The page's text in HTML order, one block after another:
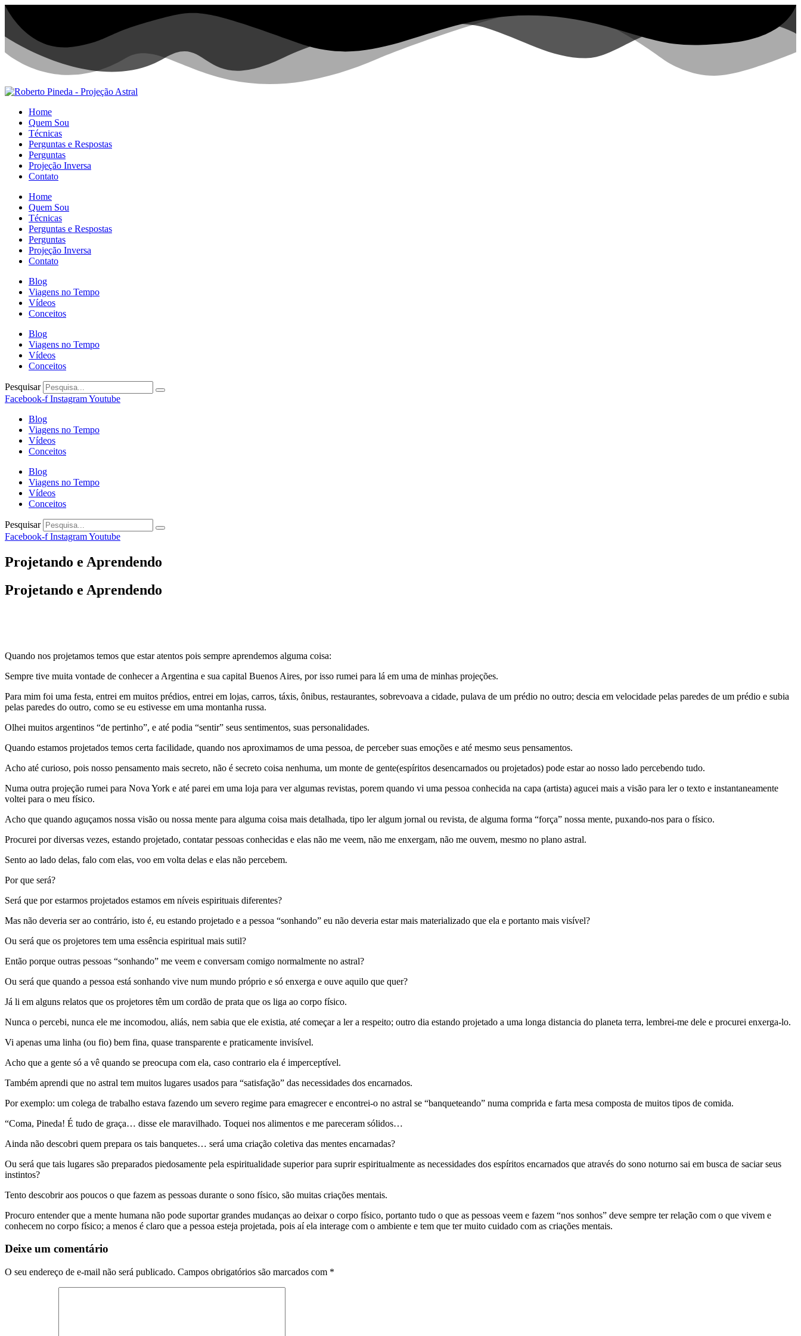
Home
Quem Sou
Técnicas
Perguntas e Respostas
Perguntas
Projeção Inversa
Contato
Home
Quem Sou
Técnicas
Perguntas e Respostas
Perguntas
Projeção Inversa
Contato
Blog
Viagens no Tempo
Vídeos
Conceitos
Blog
Viagens no Tempo
Vídeos
Conceitos
Pesquisar
Facebook-f InstagramYoutube
Blog
Viagens no Tempo
Vídeos
Conceitos
Blog
Viagens no Tempo
Vídeos
Conceitos
Pesquisar
Facebook-f InstagramYoutube
Projetando e Aprendendo
Projetando e Aprendendo
Quando nos projetamos temos que estar atentos pois sempre aprendemos alguma coisa:
Sempre tive muita vontade de conhecer a Argentina e sua capital Buenos Aires, por isso rumei para lá em uma de minhas projeções.
Para mim foi uma festa, entrei em muitos prédios, entrei em lojas, carros, táxis, ônibus, restaurantes, sobrevoava a cidade, pulava de um prédio no outro; descia em velocidade pelas paredes de um prédio e subia
pelas paredes do outro, como se eu estivesse em uma montanha russa.
Olhei muitos argentinos “de pertinho”, e até podia “sentir” seus sentimentos, suas personalidades.
Quando estamos projetados temos certa facilidade, quando nos aproximamos de uma pessoa, de perceber suas emoções e até mesmo seus pensamentos.
Acho até curioso, pois nosso pensamento mais secreto, não é secreto coisa nenhuma, um monte de gente(espíritos desencarnados ou projetados) pode estar ao nosso lado percebendo tudo.
Numa outra projeção rumei para Nova York e até parei em uma loja para ver algumas revistas, porem quando vi uma pessoa conhecida na capa (artista) agucei mais a visão para ler o texto e instantaneamente
voltei para o meu físico.
Acho que quando aguçamos nossa visão ou nossa mente para alguma coisa mais detalhada, tipo ler algum jornal ou revista, de alguma forma “força” nossa mente, puxando-nos para o físico.
Procurei por diversas vezes, estando projetado, contatar pessoas conhecidas e elas não me veem, não me enxergam, não me ouvem, mesmo no plano astral.
Sento ao lado delas, falo com elas, voo em volta delas e elas não percebem.
Por que será?
Será que por estarmos projetados estamos em níveis espirituais diferentes?
Mas não deveria ser ao contrário, isto é, eu estando projetado e a pessoa “sonhando” eu não deveria estar mais materializado que ela e portanto mais visível?
Ou será que os projetores tem uma essência espiritual mais sutil?
Então porque outras pessoas “sonhando” me veem e conversam comigo normalmente no astral?
Ou será que quando a pessoa está sonhando vive num mundo próprio e só enxerga e ouve aquilo que quer?
Já li em alguns relatos que os projetores têm um cordão de prata que os liga ao corpo físico.
Nunca o percebi, nunca ele me incomodou, aliás, nem sabia que ele existia, até começar a ler a respeito; outro dia estando projetado a uma longa distancia do planeta terra, lembrei-me dele e procurei enxerga-lo.
Vi apenas uma linha (ou fio) bem fina, quase transparente e praticamente invisível.
Acho que a gente só a vê quando se preocupa com ela, caso contrario ela é imperceptível.
Também aprendi que no astral tem muitos lugares usados para “satisfação” das necessidades dos encarnados.
Por exemplo: um colega de trabalho estava fazendo um severo regime para emagrecer e encontrei-o no astral se “banqueteando” numa comprida e farta mesa composta de muitos tipos de comida.
“Coma, Pineda! É tudo de graça… disse ele maravilhado. Toquei nos alimentos e me pareceram sólidos…
Ainda não descobri quem prepara os tais banquetes… será uma criação coletiva das mentes encarnadas?
Ou será que tais lugares são preparados piedosamente pela espiritualidade superior para suprir espiritualmente as necessidades dos espíritos encarnados que através do sono noturno sai em busca de saciar seus
instintos?
Tento descobrir aos poucos o que fazem as pessoas durante o sono físico, são muitas criações mentais.
Procuro entender que a mente humana não pode suportar grandes mudanças ao deixar o corpo físico, portanto tudo o que as pessoas veem e fazem “nos sonhos” deve sempre ter relação com o que vivem e
conhecem no corpo físico; a menos é claro que a pessoa esteja projetada, pois aí ela interage com o ambiente e tem que ter muito cuidado com as criações mentais.
Deixe um comentário
O seu endereço de e-mail não será publicado. Campos obrigatórios são marcados com *